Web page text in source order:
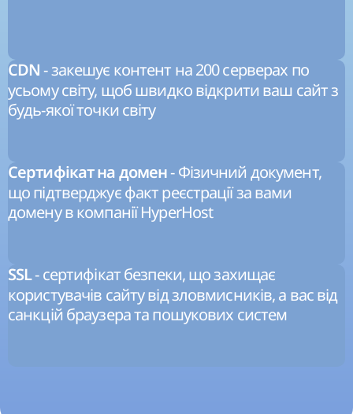
CDN - закешує контент на 200 серверах по
усьому світу, щоб швидко відкрити ваш сайт з
будь-якої точки світу
Сертифікат на домен- Фізичний документ,
що підтверджує факт реєстрації за вами
домену в компанії HyperHost
SSL- сертифікат безпеки, що захищає
користувачів сайту від зловмисників, а вас від
санкцій браузера та пошукових систем